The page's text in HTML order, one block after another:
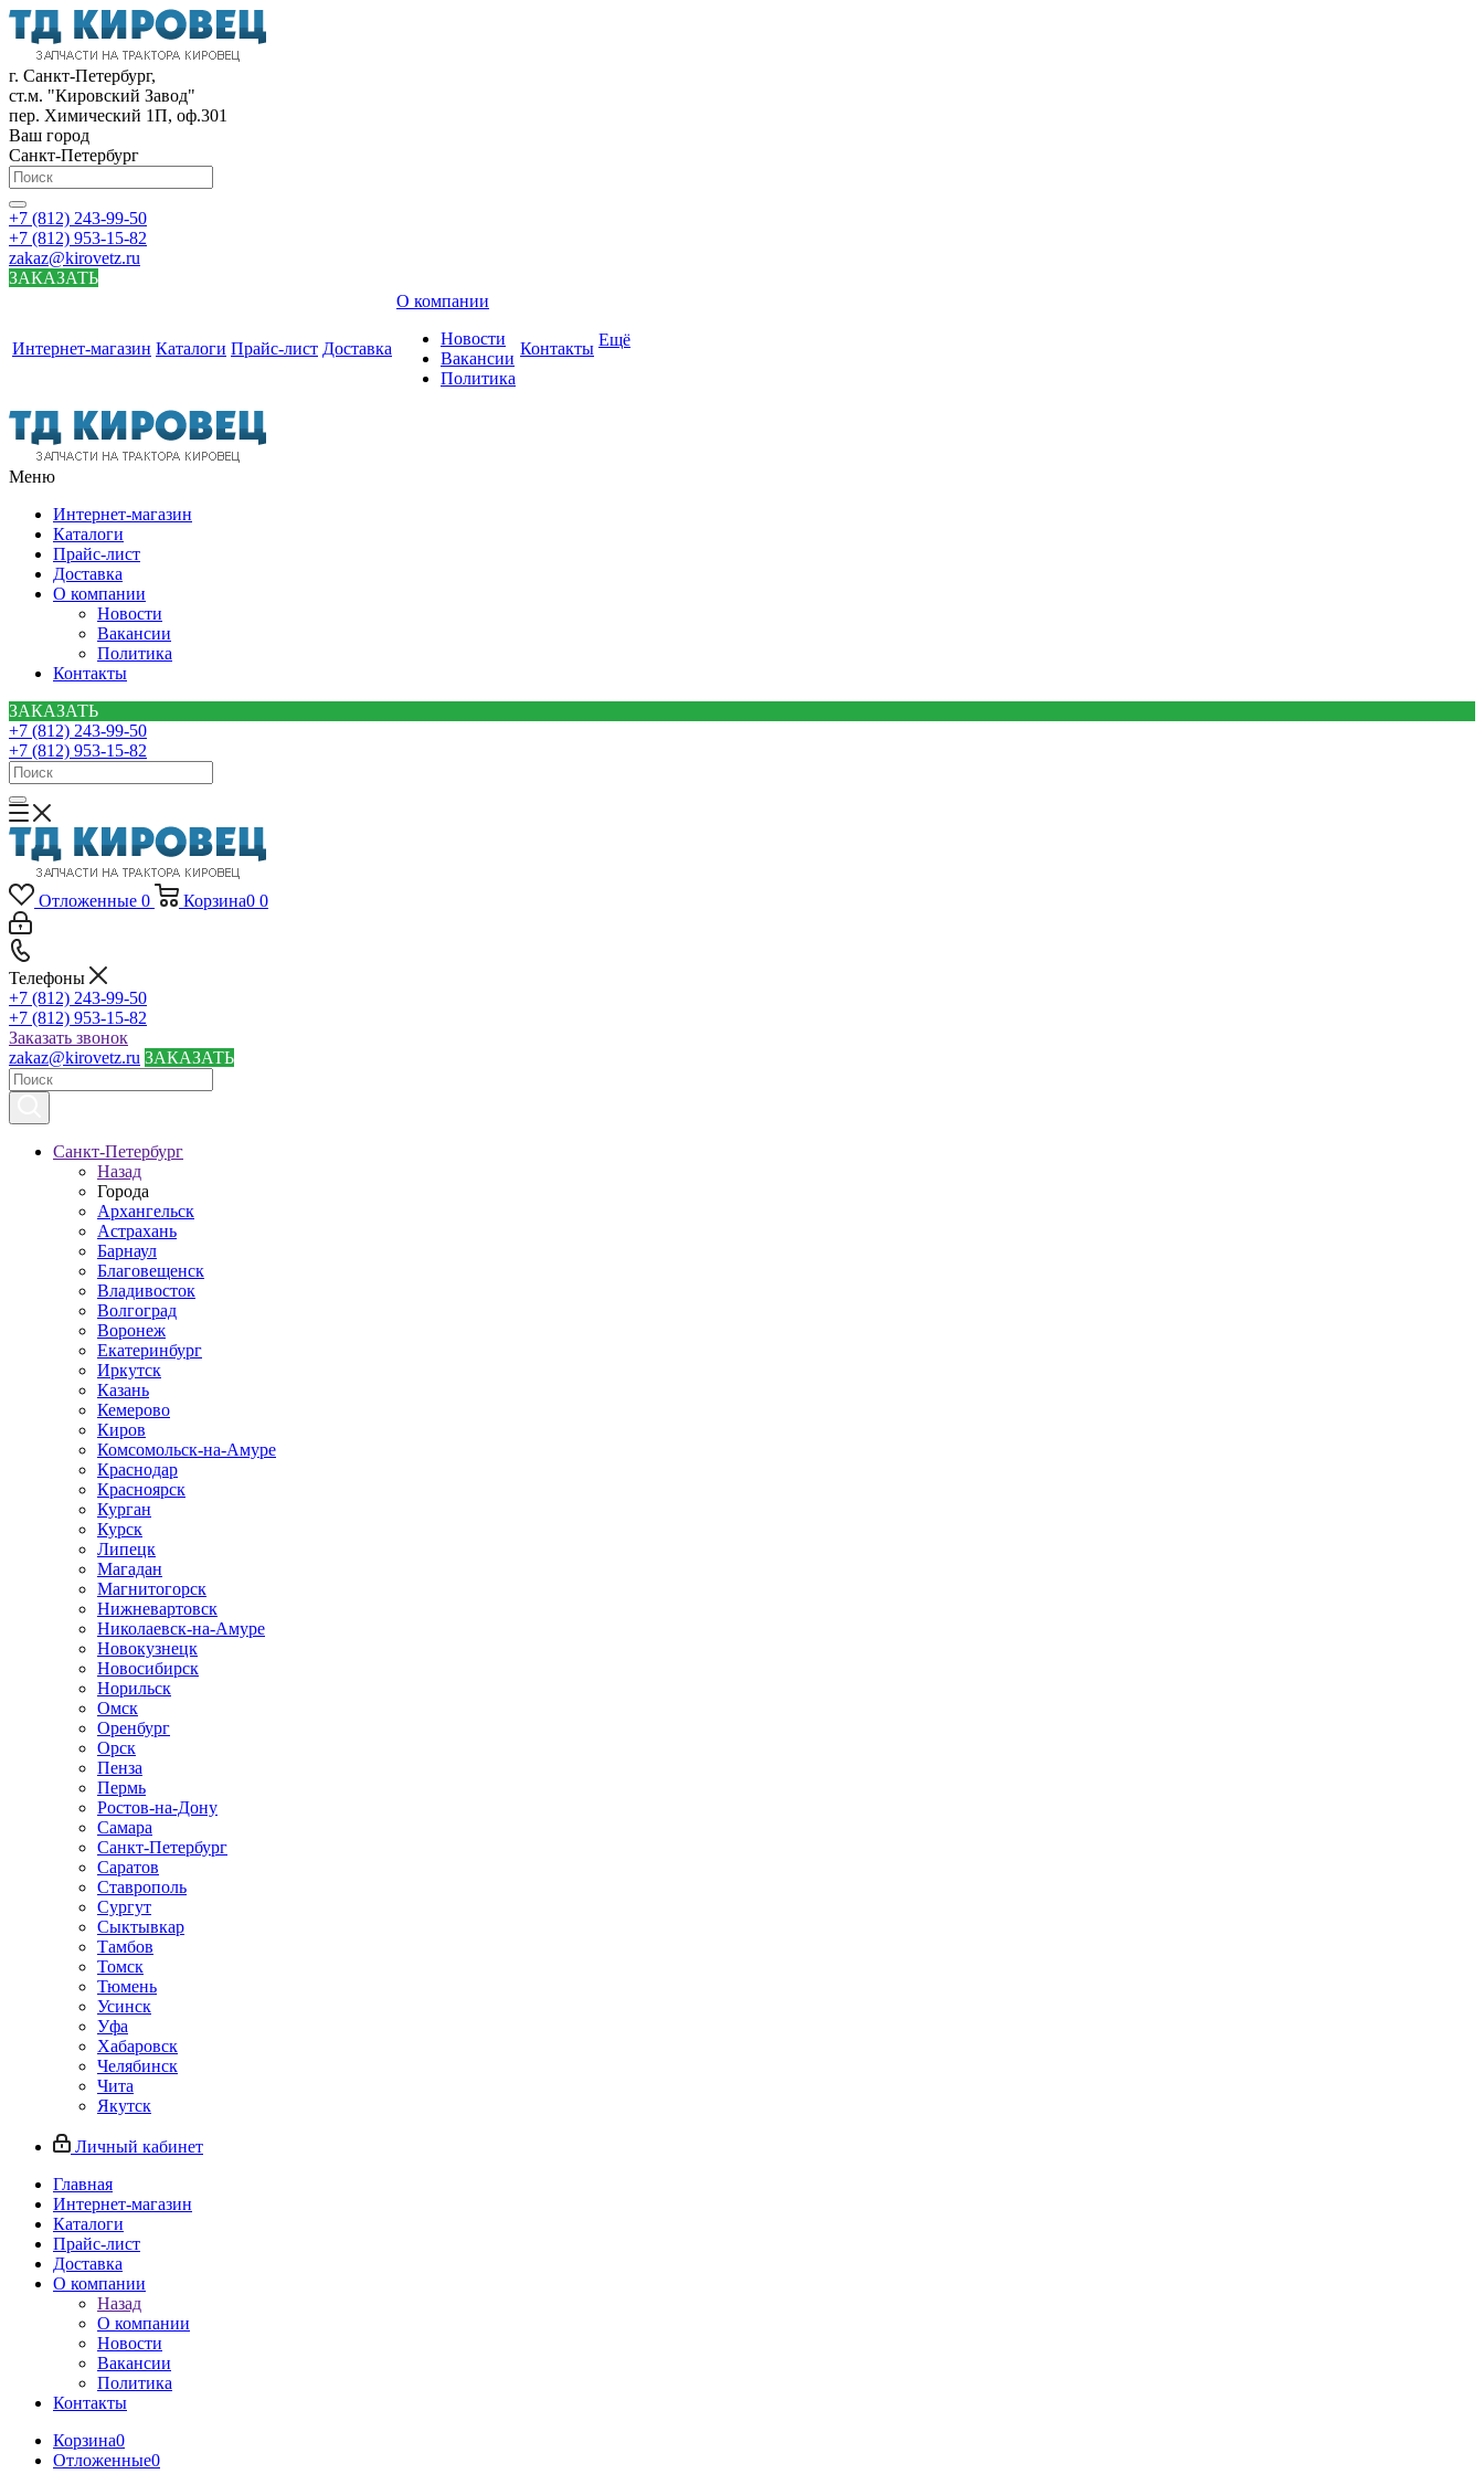
г. Санкт-Петербург,
ст.м. "Кировский Завод"
пер. Химический 1П, оф.301
Ваш город
Санкт-Петербург
+7 (812) 243-99-50
+7 (812) 953-15-82
zakaz@kirovetz.ru
ЗАКАЗАТЬ
Интернет-магазин Каталоги Прайс-лист Доставка
О компании
Новости
Вакансии
Политика
Контакты Ещё
Меню
Интернет-магазин
Каталоги
Прайс-лист
Доставка
О компании
Новости
Вакансии
Политика
Контакты
ЗАКАЗАТЬ
+7 (812) 243-99-50
+7 (812) 953-15-82
Отложенные 0 Корзина0 0
Телефоны
+7 (812) 243-99-50
+7 (812) 953-15-82
Заказать звонок
zakaz@kirovetz.ru ЗАКАЗАТЬ
Санкт-Петербург
Назад
Города
Архангельск
Астрахань
Барнаул
Благовещенск
Владивосток
Волгоград
Воронеж
Екатеринбург
Иркутск
Казань
Кемерово
Киров
Комсомольск-на-Амуре
Краснодар
Красноярск
Курган
Курск
Липецк
Магадан
Магнитогорск
Нижневартовск
Николаевск-на-Амуре
Новокузнецк
Новосибирск
Норильск
Омск
Оренбург
Орск
Пенза
Пермь
Ростов-на-Дону
Самара
Санкт-Петербург
Саратов
Ставрополь
Сургут
Сыктывкар
Тамбов
Томск
Тюмень
Усинск
Уфа
Хабаровск
Челябинск
Чита
Якутск
Личный кабинет
Главная
Интернет-магазин
Каталоги
Прайс-лист
Доставка
О компании
Назад
О компании
Новости
Вакансии
Политика
Контакты
Корзина0
Отложенные0